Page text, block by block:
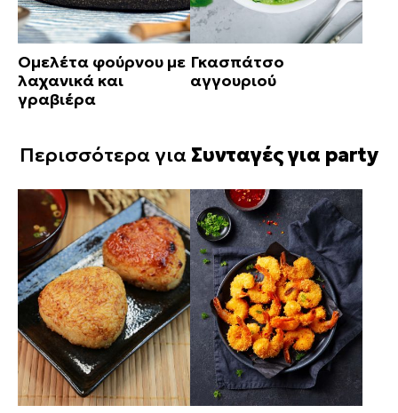
Ομελέτα φούρνου με
λαχανικά και
γραβιέρα
Γκασπάτσο
αγγουριού
Περισσότερα για Συνταγές για party